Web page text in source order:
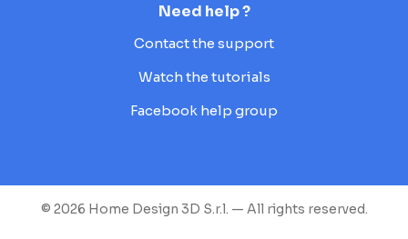
Need help ?
Contact the support
Watch the tutorials
Facebook help group
© 2026 Home Design 3D S.r.l. — All rights reserved.